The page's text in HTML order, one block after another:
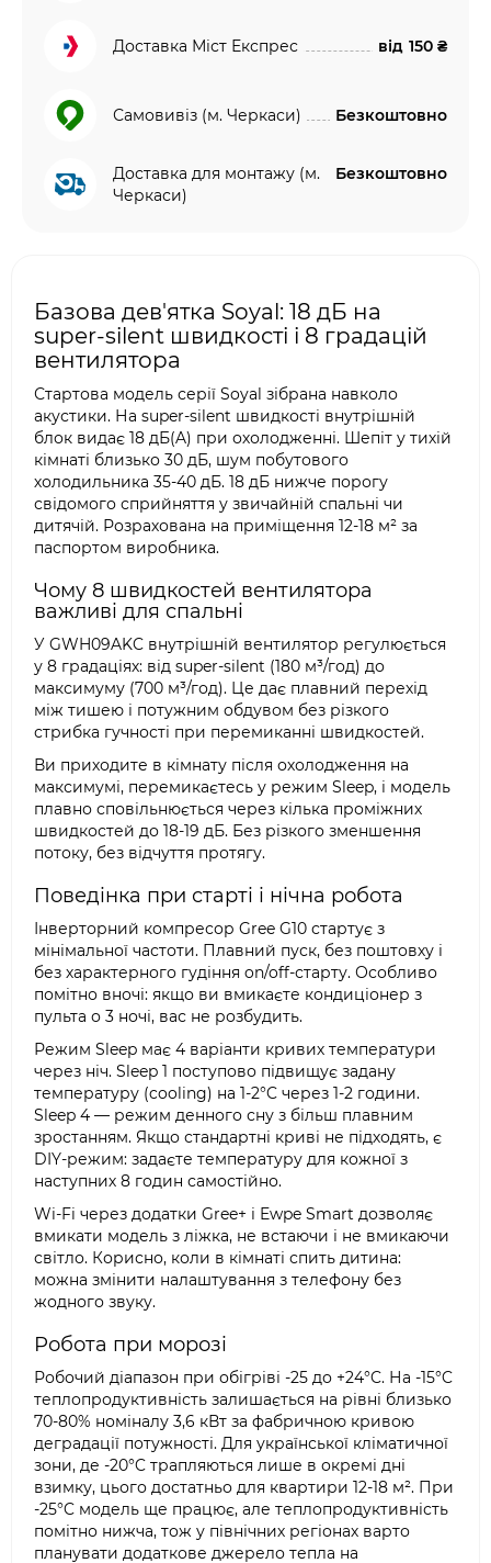
Доставка Міст Експрес від 150 ₴
Самовивіз (м. Черкаси) Безкоштовно
Доставка для монтажу (м.
Черкаси)
Безкоштовно
Базова дев'ятка Soyal: 18 дБ на
super-silent швидкості і 8 градацій
вентилятора
Стартова модель серії Soyal зібрана навколо
акустики. На super-silent швидкості внутрішній
блок видає 18 дБ(A) при охолодженні. Шепіт у тихій
кімнаті близько 30 дБ, шум побутового
холодильника 35-40 дБ. 18 дБ нижче порогу
свідомого сприйняття у звичайній спальні чи
дитячій. Розрахована на приміщення 12-18 м² за
паспортом виробника.
Чому 8 швидкостей вентилятора
важливі для спальні
У GWH09AKC внутрішній вентилятор регулюється
у 8 градаціях: від super-silent (180 м³/год) до
максимуму (700 м³/год). Це дає плавний перехід
між тишею і потужним обдувом без різкого
стрибка гучності при перемиканні швидкостей.
Ви приходите в кімнату після охолодження на
максимумі, перемикаєтесь у режим Sleep, і модель
плавно сповільнюється через кілька проміжних
швидкостей до 18-19 дБ. Без різкого зменшення
потоку, без відчуття протягу.
Поведінка при старті і нічна робота
Інверторний компресор Gree G10 стартує з
мінімальної частоти. Плавний пуск, без поштовху і
без характерного гудіння on/off-старту. Особливо
помітно вночі: якщо ви вмикаєте кондиціонер з
пульта о 3 ночі, вас не розбудить.
Режим Sleep має 4 варіанти кривих температури
через ніч. Sleep 1 поступово підвищує задану
температуру (cooling) на 1-2°C через 1-2 години.
Sleep 4 — режим денного сну з більш плавним
зростанням. Якщо стандартні криві не підходять, є
DIY-режим: задаєте температуру для кожної з
наступних 8 годин самостійно.
Wi-Fi через додатки Gree+ і Ewpe Smart дозволяє
вмикати модель з ліжка, не встаючи і не вмикаючи
світло. Корисно, коли в кімнаті спить дитина:
можна змінити налаштування з телефону без
жодного звуку.
Робота при морозі
Робочий діапазон при обігріві -25 до +24°C. На -15°C
теплопродуктивність залишається на рівні близько
70-80% номіналу 3,6 кВт за фабричною кривою
деградації потужності. Для української кліматичної
зони, де -20°C трапляються лише в окремі дні
взимку, цього достатньо для квартири 12-18 м². При
-25°C модель ще працює, але теплопродуктивність
помітно нижча, тож у північних регіонах варто
планувати додаткове джерело тепла на